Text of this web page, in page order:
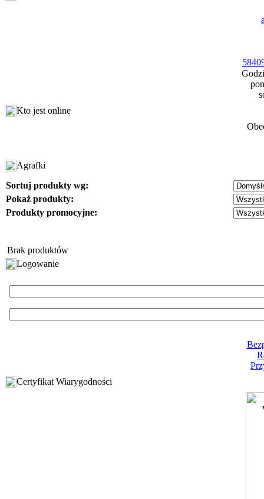
Kto jest online
Agrafki
Sortuj produkty wg:
Pokaż produkty:
Produkty promocyjne:
Brak produktów
Logowanie
Certyfikat Wiarygodności